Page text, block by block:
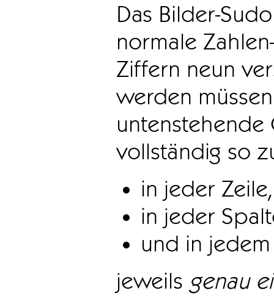
Das Bilder-
normale
Ziffern neun
werden
vollständig so
in jeder Zeile,
in jeder
und in
jeweils genau